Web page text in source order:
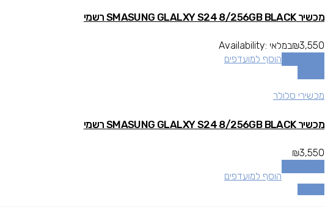
מכשיר SMASUNG GLALXY S24 8/256GB BLACK רשמי
₪3,550
Availability: במלאי
הוסף למועדפים
מכשירי סלולר
מכשיר SMASUNG GLALXY S24 8/256GB BLACK רשמי
₪3,550
הוסף למועדפים